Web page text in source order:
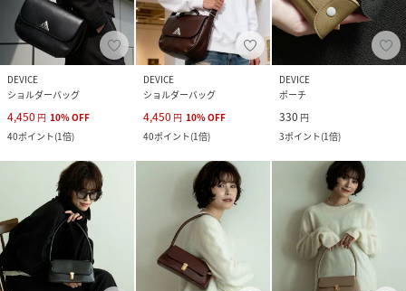
DEVICE
ショルダーバッグ
4,450 円 10%OFF
40ポイント(1倍)
DEVICE
ショルダーバッグ
4,450 円 10%OFF
40ポイント(1倍)
DEVICE
ポーチ
330 円
3ポイント(1倍)